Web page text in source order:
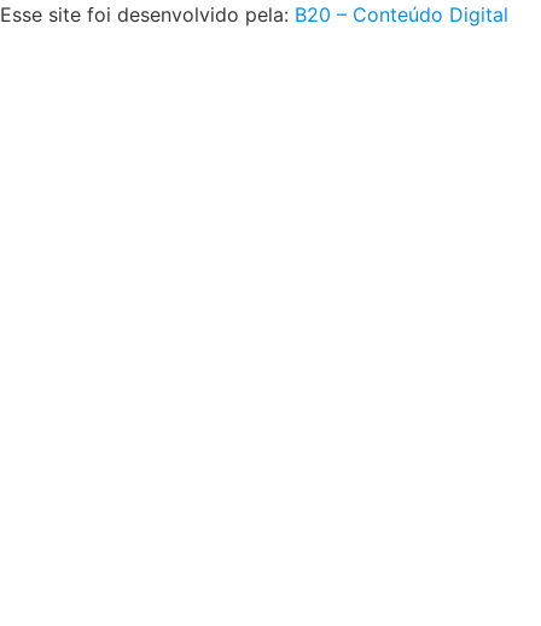
Esse site foi desenvolvido pela: B20 – Conteúdo Digital